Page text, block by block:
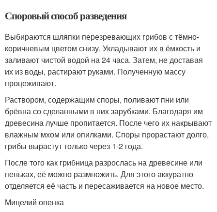
Споровый способ разведения
Выбираются шляпки перезревающих грибов с тёмно-
коричневым цветом снизу. Укладывают их в ёмкость и
заливают чистой водой на 24 часа. Затем, не доставая
их из воды, растирают руками. Полученную массу
процеживают.
Раствором, содержащим споры, поливают пни или
брёвна со сделанными в них зарубками. Благодаря им
древесина лучше пропитается. После чего их накрывают
влажным мхом или опилками. Споры прорастают долго,
грибы вырастут только через 1-2 года.
После того как грибница разрослась на древесине или
пеньках, её можно размножить. Для этого аккуратно
отделяется её часть и пересаживается на новое место.
Мицелий опенка